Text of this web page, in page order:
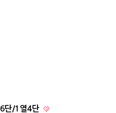
단/1열4단